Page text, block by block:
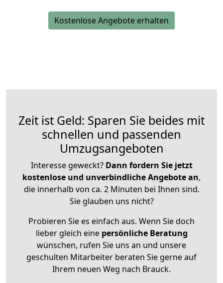
Kostenlose Angebote erhalten
Zeit ist Geld: Sparen Sie beides mit
schnellen und passenden
Umzugsangeboten
Interesse geweckt? Dann fordern Sie jetzt
kostenlose und unverbindliche Angebote an,
die innerhalb von ca. 2 Minuten bei Ihnen sind.
Sie glauben uns nicht?
Probieren Sie es einfach aus. Wenn Sie doch
lieber gleich eine persönliche Beratung
wünschen, rufen Sie uns an und unsere
geschulten Mitarbeiter beraten Sie gerne auf
Ihrem neuen Weg nach Brauck.